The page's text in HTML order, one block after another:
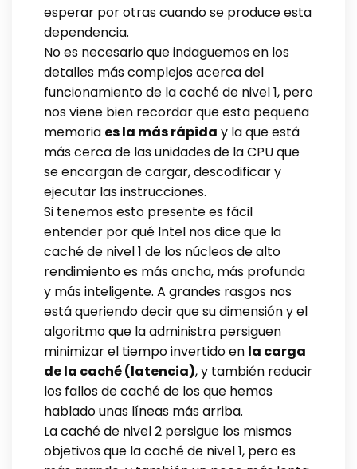
esperar por otras cuando se produce esta
dependencia.
No es necesario que indaguemos en los
detalles más complejos acerca del
funcionamiento de la caché de nivel 1, pero
nos viene bien recordar que esta pequeña
memoria es la más rápida y la que está
más cerca de las unidades de la CPU que
se encargan de cargar, descodificar y
ejecutar las instrucciones.
Si tenemos esto presente es fácil
entender por qué Intel nos dice que la
caché de nivel 1 de los núcleos de alto
rendimiento es más ancha, más profunda
y más inteligente. A grandes rasgos nos
está queriendo decir que su dimensión y el
algoritmo que la administra persiguen
minimizar el tiempo invertido en la carga
de la caché (latencia), y también reducir
los fallos de caché de los que hemos
hablado unas líneas más arriba.
La caché de nivel 2 persigue los mismos
objetivos que la caché de nivel 1, pero es